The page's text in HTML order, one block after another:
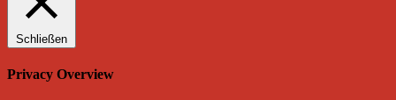
Schließen
Privacy Overview